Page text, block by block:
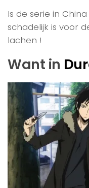
Is de serie in
schadelijk is voor
lachen !
Want in